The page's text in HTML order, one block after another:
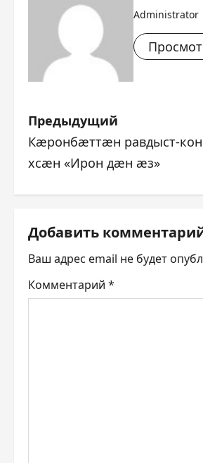
Administrator
Н
а
г
а
ц
Предыдущий
Кæронбæттæн равдыст-
хсæн «Ирон дæн æз»
Добавить
Ваш адрес email не будет
Комментарий *